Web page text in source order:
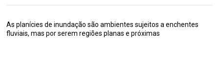
As planícies de inundação são ambientes sujeitos a enchentes
fluviais, mas por serem regiões planas e próximas